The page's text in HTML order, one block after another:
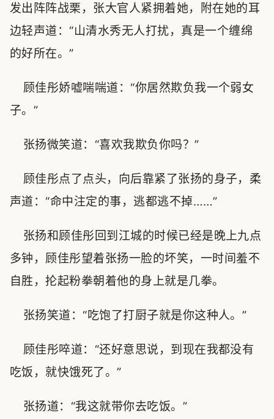
发出阵阵战栗，张大官人紧拥着她，附在她的耳
边轻声道：“山清水秀无人打扰，真是一个缠绵
的好所在。”
顾佳彤娇嘘喘喘道：“你居然欺负我一个弱女
子。”
张扬微笑道：“喜欢我欺负你吗？”
顾佳彤点了点头，向后靠紧了张扬的身子，柔
声道：“命中注定的事，逃都逃不掉……”
张扬和顾佳彤回到江城的时候已经是晚上九点
多钟，顾佳彤望着张扬一脸的坏笑，一时间羞不
自胜，抡起粉拳朝着他的身上就是几拳。
张扬笑道：“吃饱了打厨子就是你这种人。”
顾佳彤啐道：“还好意思说，到现在我都没有
吃饭，就快饿死了。”
张扬道：“我这就带你去吃饭。”